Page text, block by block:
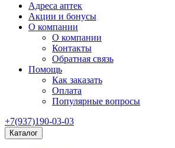
Адреса аптек
Акции и бонусы
О компании
О компании
Контакты
Обратная связь
Помощь
Как заказать
Оплата
Популярные вопросы
+7(937)190-03-03
Каталог